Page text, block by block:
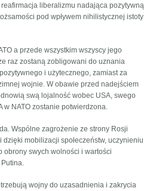
reafirmacja liberalizmu nadająca pozytywną
pod wpływem nihilistycznej istoty
a przede wszystkim wszyscy jego
raz zostaną zobligowani do uznania
i użytecznego, zamiast za
wojnie. W obawie przed nadejściem
swą lojalność wobec USA, swego
NATO zostanie potwierdzona.
Wspólne zagrożenie ze strony Rosji
dzięki mobilizacji społeczeństw, uczynieniu
obrony swych wolności i wartości
wojny do uzasadnienia i zakrycia